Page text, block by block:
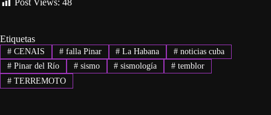
Post Views: 48
Etiquetas
#CENAIS #falla Pinar # La Habana # noticias cuba
#Pinar del Río #sismo # sismología # temblor
#TERREMOTO